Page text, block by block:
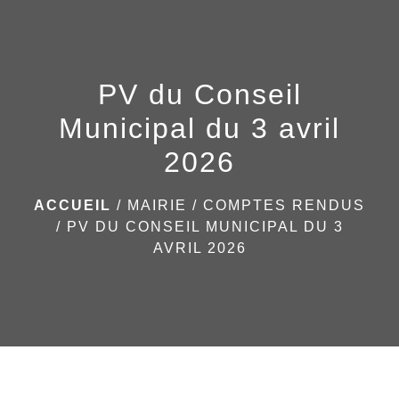
PV du Conseil
Municipal du 3 avril
2026
ACCUEIL / MAIRIE / COMPTES RENDUS
/ PV DU CONSEIL MUNICIPAL DU 3
AVRIL 2026